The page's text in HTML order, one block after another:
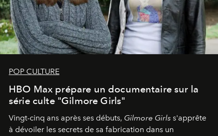
POP CULTURE
HBO Max prépare un documentaire sur la
série culte "Gilmore Girls"
Vingt-cinq ans après ses débuts, Gilmore Girls s'apprête
à dévoiler les secrets de sa fabrication dans un